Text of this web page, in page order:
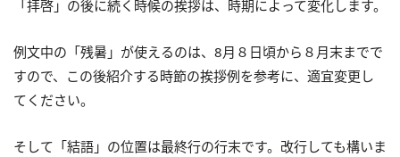
「拝啓」の後に続く時候の挨拶は、時期によって変化します。
例文中の「残暑」が使えるのは、8月８日頃から８月末までで
すので、この後紹介する時節の挨拶例を参考に、適宜変更し
てください。
そして「結語」の位置は最終行の行末です。改行しても構いま